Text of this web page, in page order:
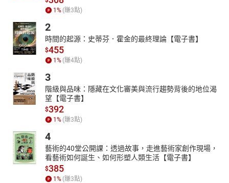
1 % (賺3點)
2
時間的起源：史蒂芬．霍金的最終理論【電子書】
$455
1 % (賺4點)
3
階級與品味：隱藏在文化審美與流行趨勢背後的地位渴
望【電子書】
$392
1 % (賺3點)
4
藝術的40堂公開課：透過故事，走進藝術家創作現場，
看藝術如何誕生、如何形塑人類生活【電子書】
$385
1 % (賺3點)